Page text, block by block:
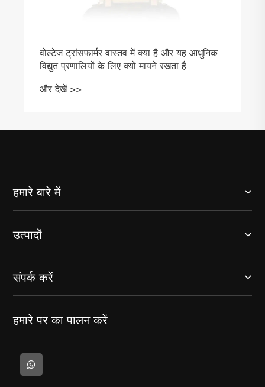
वोल्टेज ट्रांसफार्मर वास्तव में क्या है और यह आधुनिक
विद्युत प्रणालियों के लिए क्यों मायने रखता है
और देखें >>
हमारे बारे में
उत्पादों
संपर्क करें
हमारे पर का पालन करें